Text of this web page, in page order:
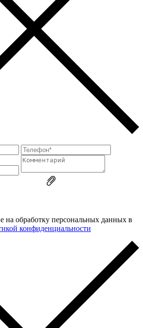
на обработку персональных данных в
конфиденциальности